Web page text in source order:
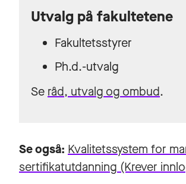
Utvalg på fakultetene
Fakultetsstyrer
Ph.d.-utvalg
Se råd, utvalg og ombud.
Se også: Kvalitetssystem for
sertifikatutdanning (Krever